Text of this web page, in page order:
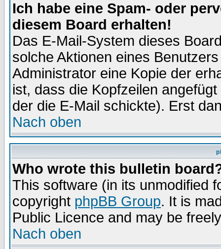
Ich habe eine Spam- oder
diesem Board erhalten!
Das E-Mail-System dieses
solche Aktionen eines
Administrator eine Kopie der
ist, dass die Kopfzeilen
der die E-Mail schickte). Erst
Nach oben
Who wrote this bulletin
This software (in its unmodified
copyright phpBB Group. It is
Public Licence and may be
Nach oben